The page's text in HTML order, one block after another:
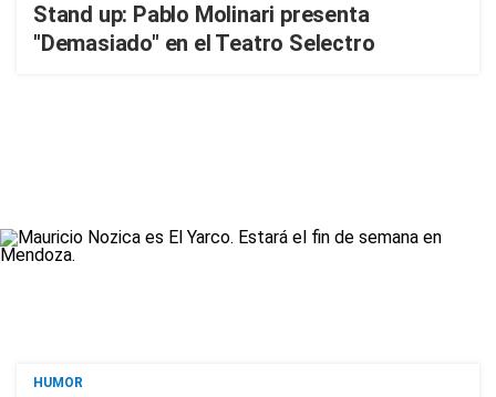
Stand up: Pablo Molinari presenta
"Demasiado" en el Teatro Selectro
HUMOR